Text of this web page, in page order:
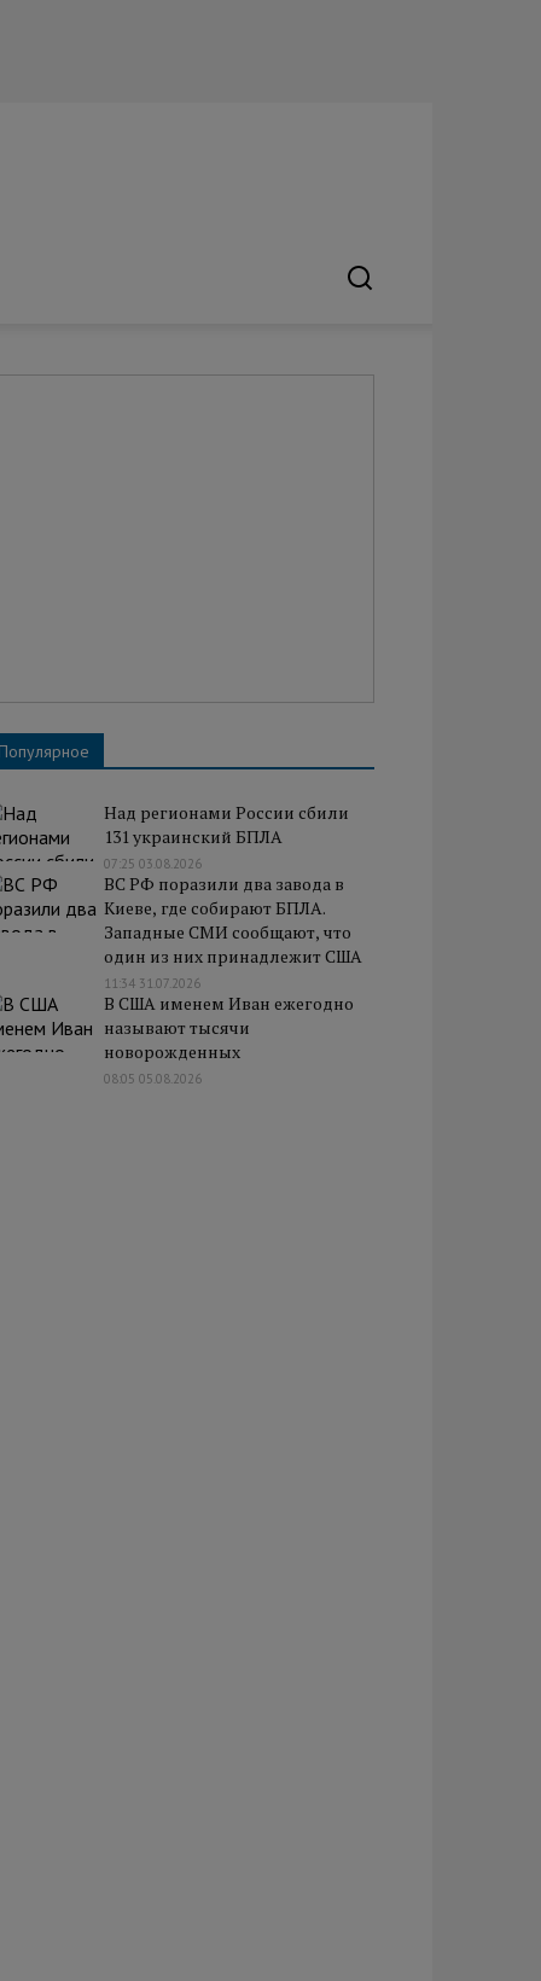
Популярное
Над регионами России сбили
131 украинский БПЛА
07:25 03.08.2026
ВС РФ поразили два завода в
Киеве, где собирают БПЛА.
Западные СМИ сообщают, что
один из них принадлежит США
11:34 31.07.2026
В США именем Иван ежегодно
называют тысячи
новорожденных
08:05 05.08.2026